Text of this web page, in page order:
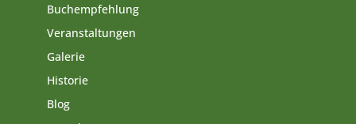
Buchempfehlung
Veranstaltungen
Galerie
Historie
Blog